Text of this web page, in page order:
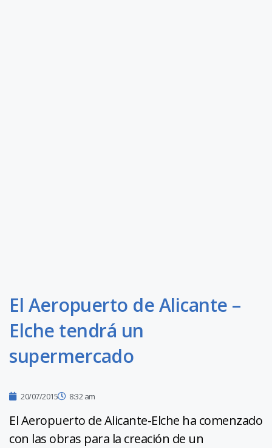
El Aeropuerto de Alicante –
Elche tendrá un
supermercado
20/07/2015 8:32 am
El Aeropuerto de Alicante-Elche ha comenzado
con las obras para la creación de un